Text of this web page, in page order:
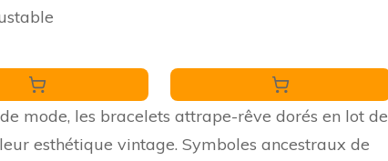
mode, les bracelets attrape-rêve dorés en lot de
esthétique vintage. Symboles ancestraux de